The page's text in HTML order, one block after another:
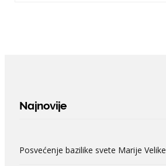
Najnovije
Posvećenje bazilike svete Marije Velike